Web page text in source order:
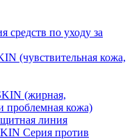
средств по уходу за
(чувствительная кожа,
(жирная,
проблемная кожа)
линия
Серия против